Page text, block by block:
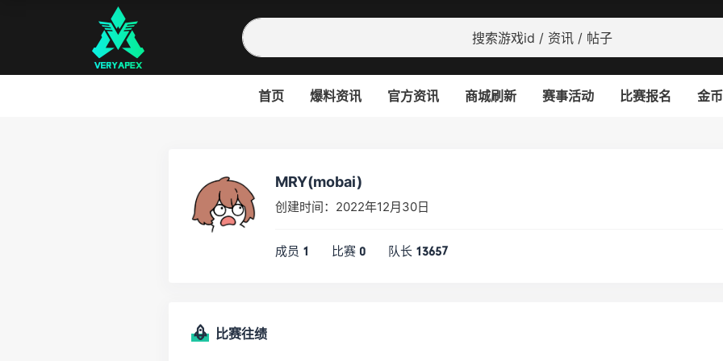
首页 爆料资讯 官方资讯 商城刷新 赛事活动 比赛报名 金
MRY(mobai)
创建时间：2022年12月30日
成员 1 比赛 0 队长 13657
比赛往绩